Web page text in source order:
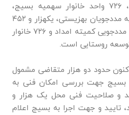
هزار سهمیه تخصیصی، ۷۲۶ واحد خانوار سهمیه بسیج،
یکهزار و ۹۶ خانوار سهمیه مددجویان بهزیستی، یکهزار و ۴۵۲
خانوار سهمیه مشمولین مددجویی کمیته امداد و ۷۲۶ خانوار
روستایی است.
حدود دو هزار متقاضی مشمول
بسیج جهت بررسی امکان فنی به
و صلاحیت فنی محل یک هزار و
تایید و جهت اجرا به بسیج اعلام